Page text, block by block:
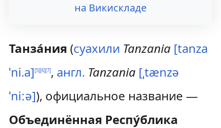
на Викискладе
Танза́ния (суахили Tanzania [tanza
ˈni.a][5][6][7], англ. Tanzania [ˌtænzə
ˈniːə]), официальное название —
Объединённая Респу́блика